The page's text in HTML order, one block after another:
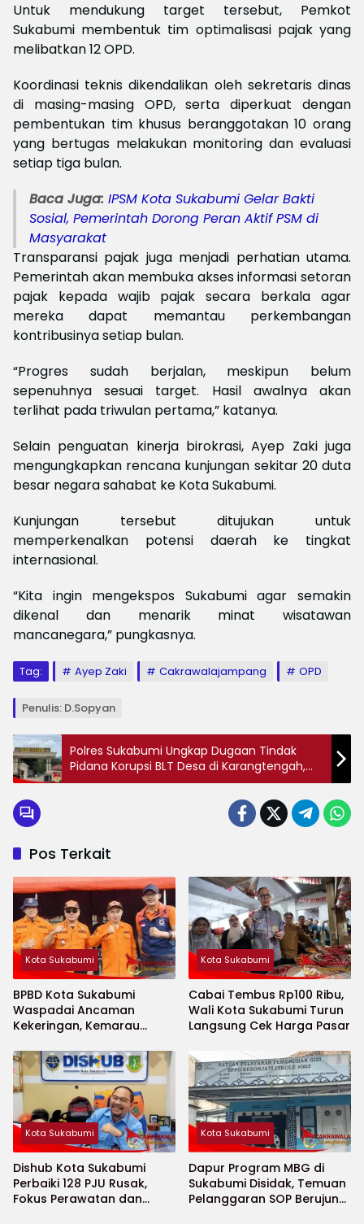
Untuk mendukung target tersebut, Pemkot
Sukabumi membentuk tim optimalisasi pajak yang
melibatkan 12 OPD.
Koordinasi teknis dikendalikan oleh sekretaris dinas
di masing-masing OPD, serta diperkuat dengan
pembentukan tim khusus beranggotakan 10 orang
yang bertugas melakukan monitoring dan evaluasi
setiap tiga bulan.
Baca Juga: IPSM Kota Sukabumi Gelar Bakti
Sosial, Pemerintah Dorong Peran Aktif PSM di
Masyarakat
Transparansi pajak juga menjadi perhatian utama.
Pemerintah akan membuka akses informasi setoran
pajak kepada wajib pajak secara berkala agar
mereka dapat memantau perkembangan
kontribusinya setiap bulan.
“Progres sudah berjalan, meskipun belum
sepenuhnya sesuai target. Hasil awalnya akan
terlihat pada triwulan pertama,” katanya.
Selain penguatan kinerja birokrasi, Ayep Zaki juga
mengungkapkan rencana kunjungan sekitar 20 duta
besar negara sahabat ke Kota Sukabumi.
Kunjungan tersebut ditujukan untuk
memperkenalkan potensi daerah ke tingkat
internasional.
“Kita ingin mengekspos Sukabumi agar semakin
dikenal dan menarik minat wisatawan
mancanegara,” pungkasnya.
Tag: Ayep Zaki Cakrawalajampang OPD
Penulis: D.Sopyan
Polres Sukabumi Ungkap Dugaan Tindak
Pidana Korupsi BLT Desa di Karangtengah,
Kerugian Negara Capai Rp1,35 Miliar
Pos Terkait
Kota Sukabumi
BPBD Kota Sukabumi
Waspadai Ancaman
Kekeringan, Kemarau
Cepat
Kota Sukabumi
Cabai Tembus Rp100 Ribu,
Wali Kota Sukabumi Turun
Langsung Cek Harga Pasar
Kota Sukabumi
Dishub Kota Sukabumi
Perbaiki 128 PJU Rusak,
Fokus Perawatan dan
Kota Sukabumi
Dapur Program MBG di
Sukabumi Disidak, Temuan
Pelanggaran SOP Berujung